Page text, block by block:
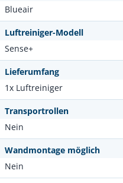
Blueair
Luftreiniger-Modell
Sense+
Lieferumfang
1x Luftreiniger
Transportrollen
Nein
Wandmontage möglich
Nein